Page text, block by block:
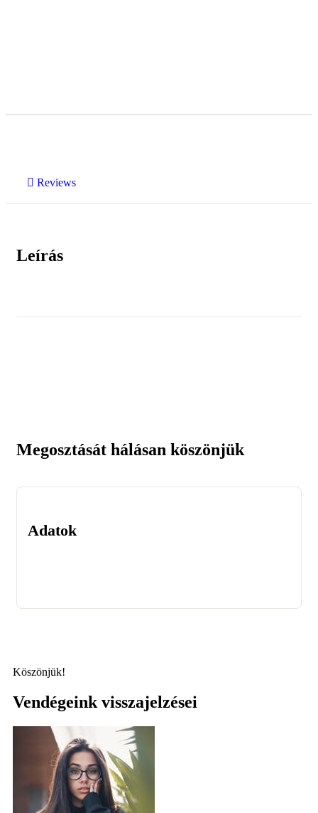
Reviews
Leírás
Megosztását hálásan köszönjük
Adatok
Köszönjük!
Vendégeink visszajelzései